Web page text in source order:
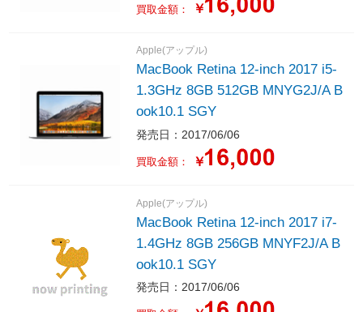
買取金額： ￥
Apple(アップル)
MacBook Retina 12-inch 2017 i5-
1.3GHz 8GB 512GB MNYG2J/A B
ook10.1 SGY
発売日：2017/06/06
買取金額： ￥
Apple(アップル)
MacBook Retina 12-inch 2017 i7-
1.4GHz 8GB 256GB MNYF2J/A B
ook10.1 SGY
発売日：2017/06/06